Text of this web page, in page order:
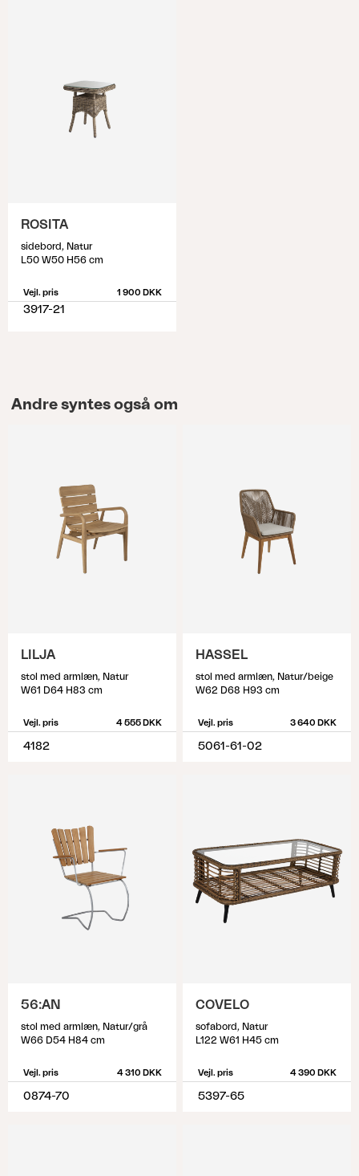
ROSITA
sidebord, Natur
L50 W50 H56 cm
Vejl. pris 1 900 DKK
3917-21
Andre syntes også om
LILJA
stol med armlæn, Natur
W61 D64 H83 cm
Vejl. pris 4 555 DKK
4182
HASSEL
stol med armlæn, Natur/beige
W62 D68 H93 cm
Vejl. pris 3 640 DKK
5061-61-02
56:AN
stol med armlæn, Natur/grå
W66 D54 H84 cm
Vejl. pris 4 310 DKK
0874-70
COVELO
sofabord, Natur
L122 W61 H45 cm
Vejl. pris 4 390 DKK
5397-65